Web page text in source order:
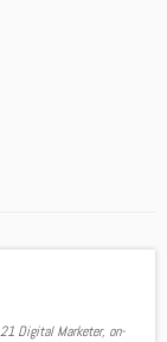
Digital Marketer, on-